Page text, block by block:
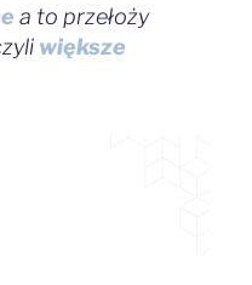
a to przełoży
większe